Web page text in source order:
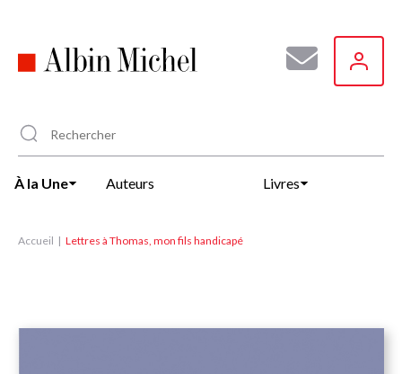
principal
À la Une Auteurs Livres
Accueil Lettres à Thomas, mon fils handicapé